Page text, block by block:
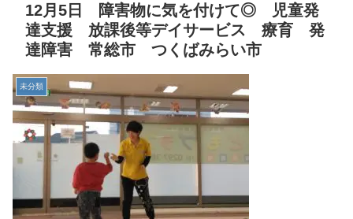
12月5日 障害物に気を付けて◎ 児童発
達支援 放課後等デイサービス 療育 発
達障害 常総市 つくばみらい市
未分類